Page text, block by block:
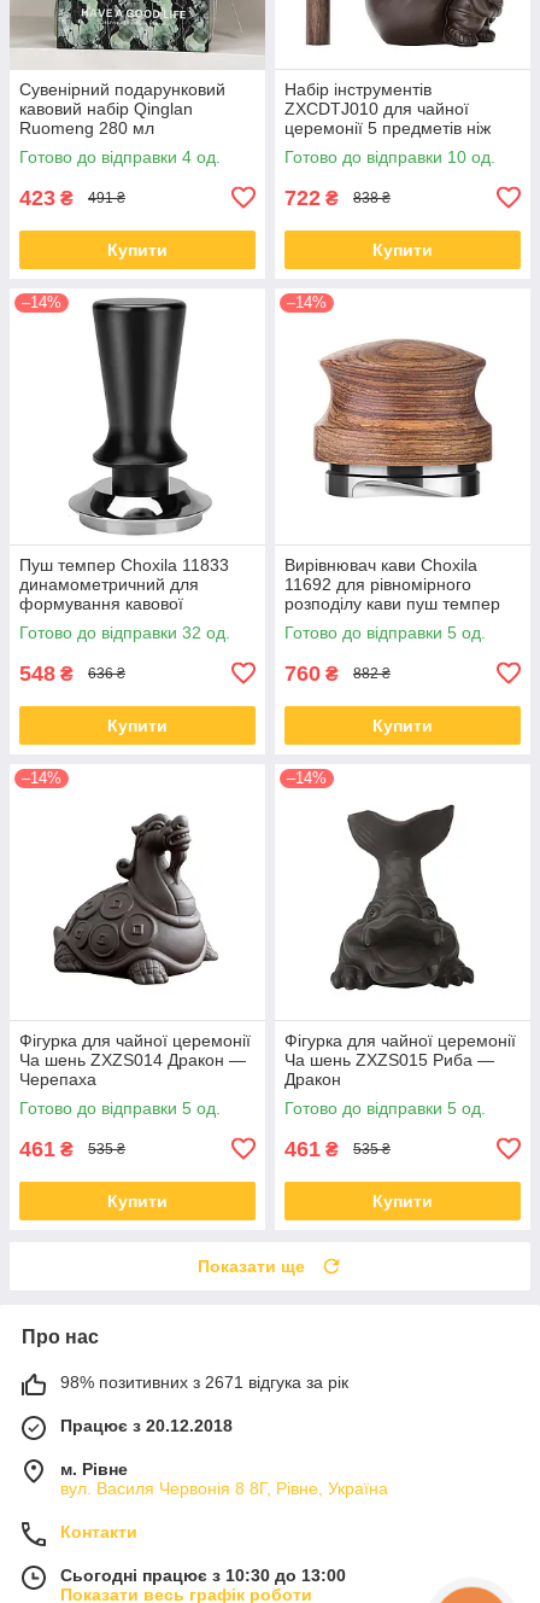
Сувенірний подарунковий
кавовий набір Qinglan
Ruomeng 280 мл
чашка+блюдце +
подарункова коробка
Готово до відправки 4 од.
423 ₴ 491 ₴
Купити
Набір інструментів
ZXCDTJ010 для чайної
церемонії 5 предметів ніж
для пуеру пензлик лопатка
тримач щипці
Готово до відправки 10 од.
722 ₴ 838 ₴
Купити
–14%
Пуш темпер Choxila 11833
динамометричний для
формування кавової
таблетки неіржавка сталь 58
мм
Готово до відправки 32 од.
548 ₴ 636 ₴
Купити
–14%
Вирівнювач кави Choxila
11692 для рівномірного
розподілу кави пуш темпер
58 мм
Готово до відправки 5 од.
760 ₴ 882 ₴
Купити
–14%
Фігурка для чайної церемонії
Ча шень ZXZS014 Дракон —
Черепаха
Готово до відправки 5 од.
461 ₴ 535 ₴
Купити
–14%
Фігурка для чайної церемонії
Ча шень ZXZS015 Риба —
Дракон
Готово до відправки 5 од.
461 ₴ 535 ₴
Купити
Показати ще
Про нас
98% позитивних з 2671 відгука за рік
Працює з 20.12.2018
м. Рівне
вул. Василя Червонія 8 8Г, Рівне, Україна
Контакти
Сьогодні працює з 10:30 до 13:00
Показати весь графік роботи